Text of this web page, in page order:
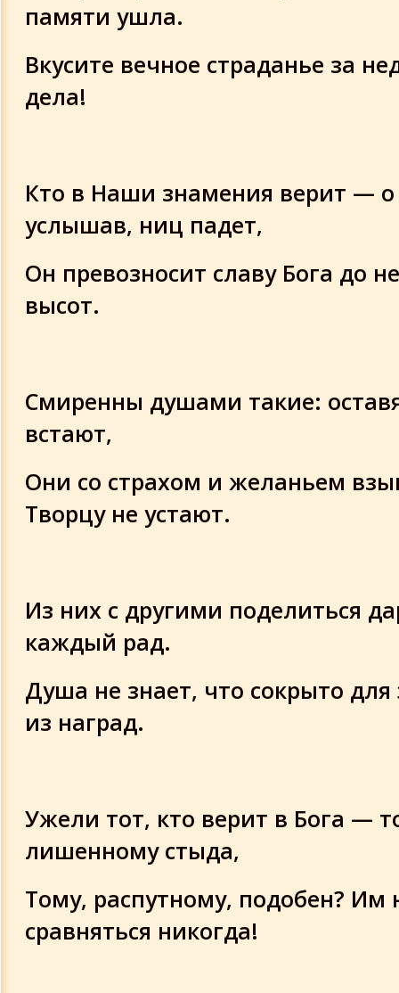
памяти ушла.
Вкусите вечное страданье за
дела!
Кто в Наши знамения верит —
услышав, ниц падет,
Он превозносит славу Бога до
высот.
Смиренны душами такие:
встают,
Они со страхом и желаньем
Творцу не устают.
Из них с другими поделиться
каждый рад.
Душа не знает, что сокрыто для
из наград.
Ужели тот, кто верит в Бога —
лишенному стыда,
Тому, распутному, подобен? Им
сравняться никогда!